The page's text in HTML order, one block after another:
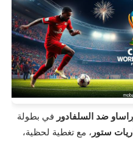
ضد السلفادور في بطولة
ستور ، مع تغطية لحظية،